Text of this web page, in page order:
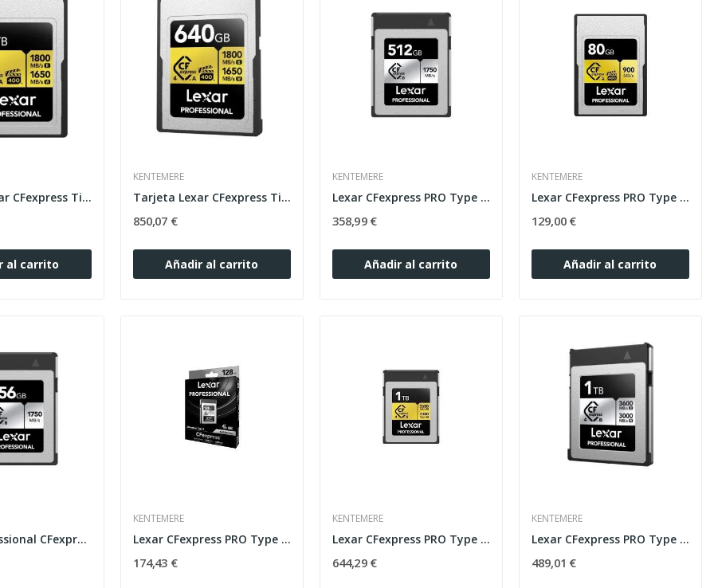
Tarjeta Lexar CFexpress Tipo A 1TB Gold 4.0
al carrito
KENTEMERE
Tarjeta Lexar CFexpress Tipo A 640GB Gold 4.0
850,07 €
Añadir al carrito
KENTEMERE
Lexar CFexpress PRO Type B Silver series 512GB - R
358,99 €
Añadir al carrito
KENTEMERE
Lexar CFexpress PRO Type A Gold Series 80GB - R900
129,00 €
Añadir al carrito
Lexar Professional CFexpress Tipo B Silver 256GB
KENTEMERE
Lexar CFexpress PRO Type B Silver 128GB 1750mb
174,43 €
KENTEMERE
Lexar CFexpress PRO Type B GOLD 4.0 series 1TB - R
644,29 €
KENTEMERE
Lexar CFexpress PRO Type B SILVER 4.0 series 1TB -
489,01 €